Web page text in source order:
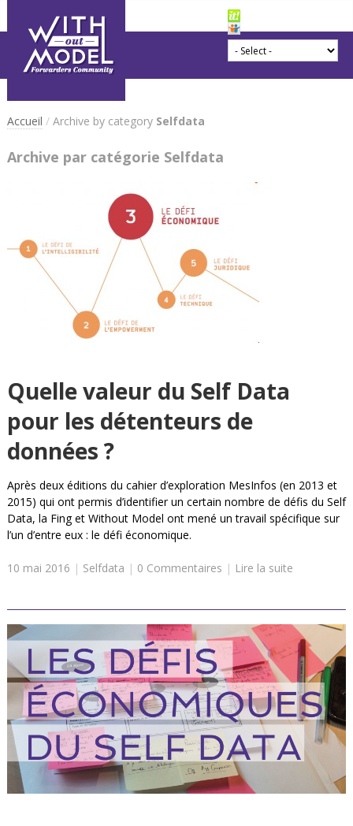
Accueil / Archive by category Selfdata
Archive par catégorie Selfdata
Quelle valeur du Self Data
pour les détenteurs de
données ?
Après deux éditions du cahier d’exploration MesInfos (en 2013 et
2015) qui ont permis d’identifier un certain nombre de défis du Self
Data, la Fing et Without Model ont mené un travail spécifique sur
l’un d’entre eux : le défi économique.
10 mai 2016 | Selfdata | 0 Commentaires | Lire la suite